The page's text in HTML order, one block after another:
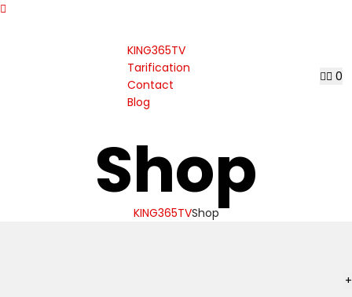
KING365TV
Tarification
Contact
Blog
0
Shop
KING365TVShop
+